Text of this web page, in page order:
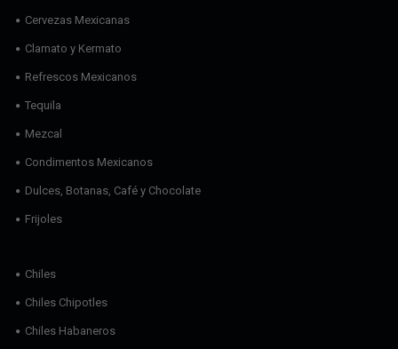
Cervezas Mexicanas
Clamato y Kermato
Refrescos Mexicanos
Tequila
Mezcal
Condimentos Mexicanos
Dulces, Botanas, Café y Chocolate
Frijoles
Chiles
Chiles Chipotles
Chiles Habaneros